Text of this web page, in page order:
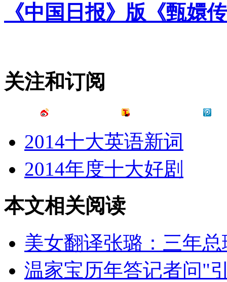
《中国日报》版《甄嬛
关注和订阅
2014十大英语新词
2014年度十大好剧
本文相关阅读
美女翻译张璐：三年
温家宝历年答记者问"